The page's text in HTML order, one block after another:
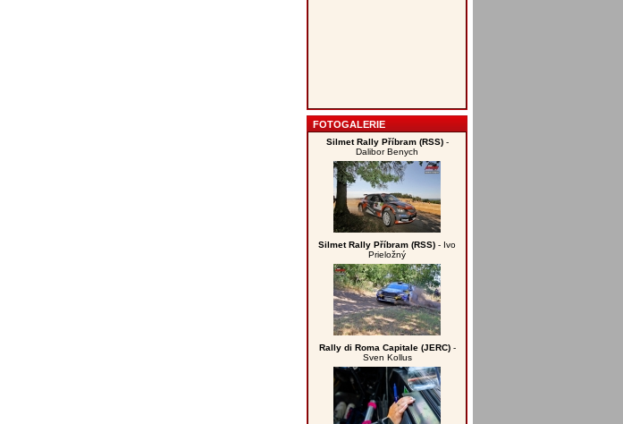
FOTOGALERIE
Silmet Rally Příbram (RSS)-
Dalibor Benych
Silmet Rally Příbram (RSS) - Ivo
Prieložný
Rally di Roma Capitale (JERC)-
Sven Kollus